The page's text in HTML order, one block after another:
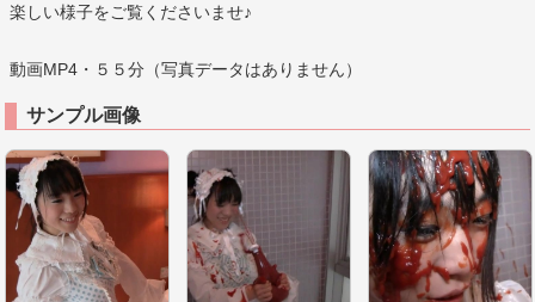
楽しい様子をご覧くださいませ♪
動画MP4・５５分（写真データはありません）
サンプル画像